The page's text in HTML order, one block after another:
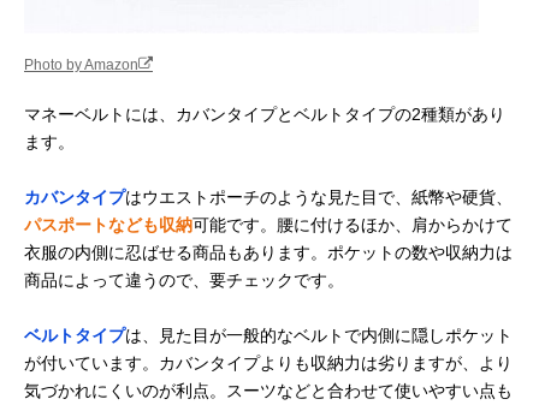
Amazonで見る
ゴーウェル
スキミング防止シ
約幅30×高さ
Photo by Amazon
マネーベルトには、カバンタイプとベルトタイプの2種類があり
ます。
カバンタイプはウエストポーチのような見た目で、紙幣や硬貨、
パスポートなども収納可能です。腰に付けるほか、肩からかけて
衣服の内側に忍ばせる商品もあります。ポケットの数や収納力は
商品によって違うので、要チェックです。
ベルトタイプは、見た目が一般的なベルトで内側に隠しポケット
が付いています。カバンタイプよりも収納力は劣りますが、より
気づかれにくいのが利点。スーツなどと合わせて使いやすい点も